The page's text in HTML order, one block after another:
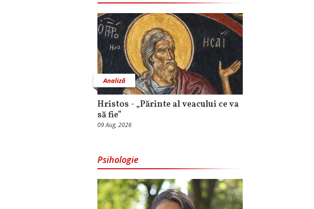
Analiză
Hristos - „Părinte al veacului ce va
să fie”
09 Aug, 2026
Psihologie